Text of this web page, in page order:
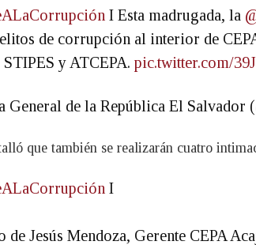
I Esta madrugada, la
de corrupción al interior de
y ATCEPA. pic.twitter.com/
de la República El Salvador
que también se realizarán cuatro
I
de Jesús Mendoza, Gerente CEPA